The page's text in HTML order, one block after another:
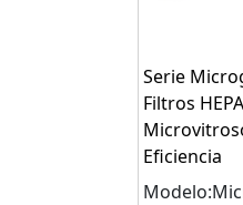
Serie
Filtros HEPA
Eficiencia